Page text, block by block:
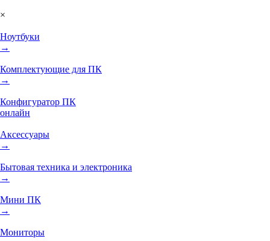
×
Ноутбуки
→
Комплектующие для ПК
→
Конфигуратор ПК
онлайн
Аксессуары
→
Бытовая техника и электроника
→
Мини ПК
→
Мониторы